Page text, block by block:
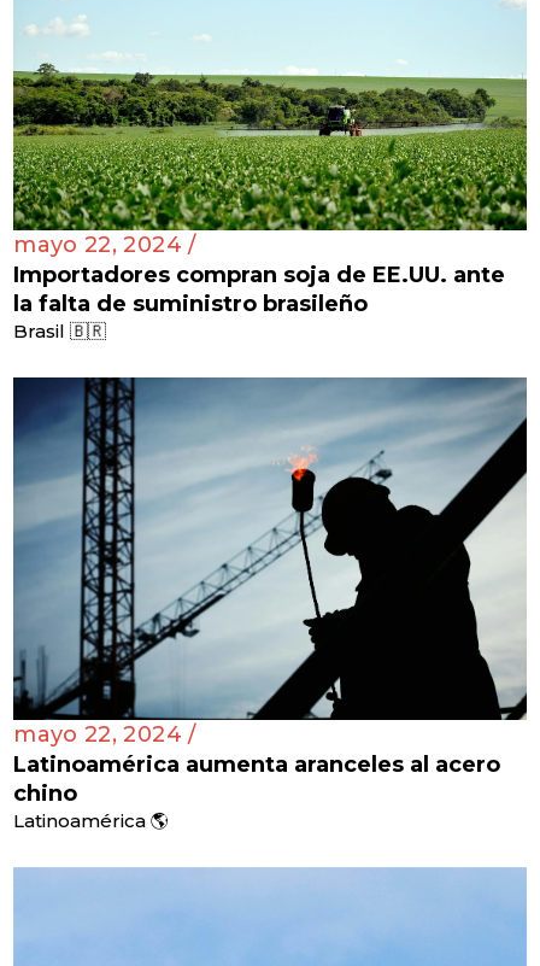
mayo 22, 2024 /
Importadores compran soja de EE.UU. ante
la falta de suministro brasileño
Brasil 🇧🇷
mayo 22, 2024 /
Latinoamérica aumenta aranceles al acero
chino
Latinoamérica 🌎